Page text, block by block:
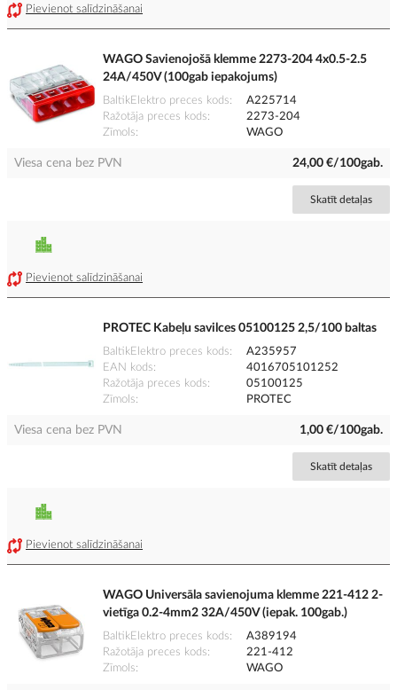
Pievienot salīdzināšanai
WAGO Savienojošā klemme 2273-204 4x0.5-2.5
24A/450V (100gab iepakojums)
BaltikElektro preces kods
A225714
Ražotāja preces kods
2273-204
Zīmols
WAGO
Viesa cena bez PVN 24,00 €/100gab.
Skatīt detaļas
Pievienot salīdzināšanai
PROTEC Kabeļu savilces 05100125 2,5/100 baltas
BaltikElektro preces kods
A235957
EAN kods
4016705101252
Ražotāja preces kods
05100125
Zīmols
PROTEC
Viesa cena bez PVN 1,00 €/100gab.
Skatīt detaļas
Pievienot salīdzināšanai
WAGO Universāla savienojuma klemme 221-412 2-
vietīga 0.2-4mm2 32A/450V (iepak. 100gab.)
BaltikElektro preces kods
A389194
Ražotāja preces kods
221-412
Zīmols
WAGO